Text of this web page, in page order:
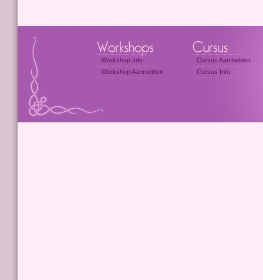
Workshop Info
Workshop Aanmelden
Cursus Aanmelden
Cursus Info